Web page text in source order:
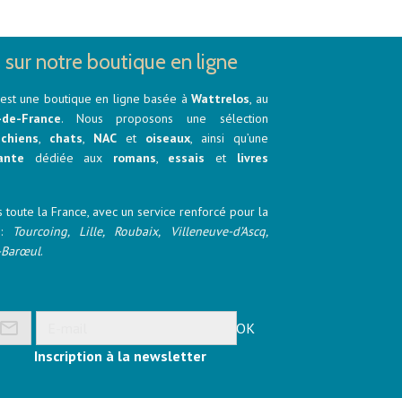
notre boutique en ligne
est une boutique en ligne basée àWattrelos, au
France. Nous proposons une sélection
chiens, chats, NAC et oiseaux, ainsi qu’une
dédiée aux romans, essais et livres
toute la France, avec un service renforcé pour la
Tourcoing, Lille, Roubaix, Villeneuve-d’Ascq,
Barœul.
OK
Inscription à la newsletter